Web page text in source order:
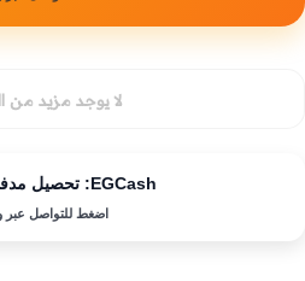
لا يوجد مزيد من
EGCash: تحصيل مدفوعات تلقائي
اضغط للتواصل عبر